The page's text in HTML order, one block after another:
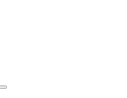
Toggle